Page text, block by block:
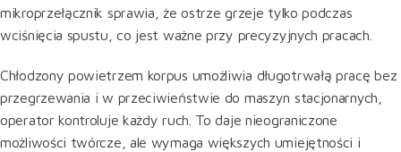
mikroprzełącznik sprawia, że ostrze grzeje tylko podczas
wciśnięcia spustu, co jest ważne przy precyzyjnych pracach.
Chłodzony powietrzem korpus umożliwia długotrwałą pracę bez
przegrzewania i w przeciwieństwie do maszyn stacjonarnych,
operator kontroluje każdy ruch. To daje nieograniczone
możliwości twórcze, ale wymaga większych umiejętności i